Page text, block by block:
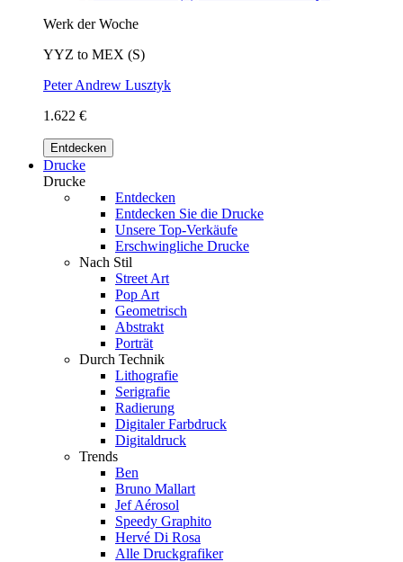
Werk der Woche
YYZ to MEX (S)
Peter Andrew Lusztyk
1.622 €
Entdecken
Drucke
Drucke
Entdecken
Entdecken Sie die Drucke
Unsere Top-Verkäufe
Erschwingliche Drucke
Nach Stil
Street Art
Pop Art
Geometrisch
Abstrakt
Porträt
Durch Technik
Lithografie
Serigrafie
Radierung
Digitaler Farbdruck
Digitaldruck
Trends
Ben
Bruno Mallart
Jef Aérosol
Speedy Graphito
Hervé Di Rosa
Alle Druckgrafiker